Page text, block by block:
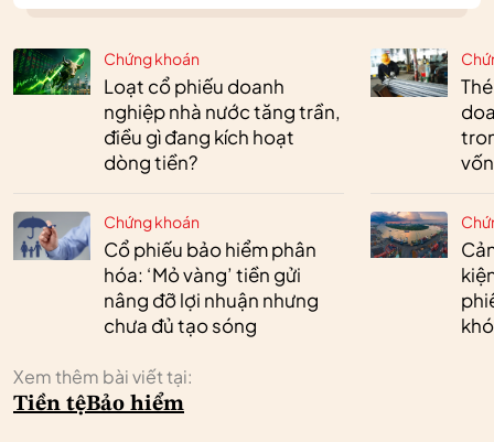
Chứng khoán
Loạt cổ phiếu doanh
nghiệp nhà nước tăng trần,
điều gì đang kích hoạt
dòng tiền?
Chứng khoán
Cổ phiếu bảo hiểm phân
hóa: ‘Mỏ vàng’ tiền gửi
nâng đỡ lợi nhuận nhưng
chưa đủ tạo sóng
vốn
Xem thêm bài viết tại:
Tiền tệBảo hiểm